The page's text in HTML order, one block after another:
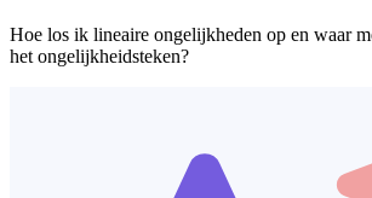
Hoe los ik lineaire ongelijkheden op en waar
het ongelijkheidsteken?